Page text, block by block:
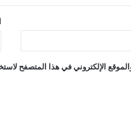
الإلكتروني في هذا المتصفح